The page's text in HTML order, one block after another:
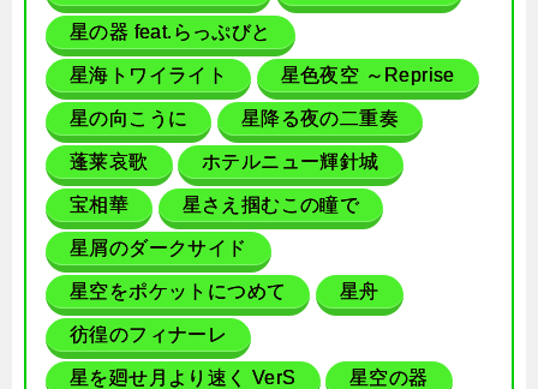
星の器 feat.らっぷびと
星海トワイライト 星色夜空 ～Reprise
星の向こうに 星降る夜の二重奏
蓬莱哀歌 ホテルニュー輝針城
宝相華 星さえ掴むこの瞳で
星屑のダークサイド
星空をポケットにつめて 星舟
彷徨のフィナーレ
星を廻せ月より速く VerS 星空の器